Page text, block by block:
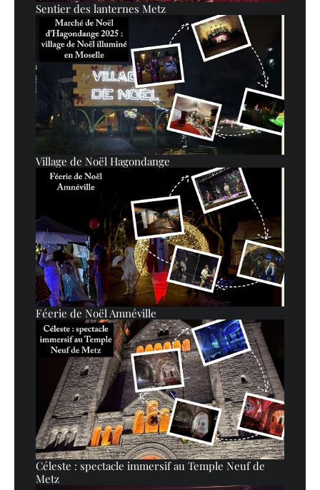
Sentier des lanternes Metz
Village de Noël Hagondange
Féerie de Noël Amnéville
Céleste : spectacle immersif au Temple Neuf de
Metz